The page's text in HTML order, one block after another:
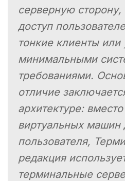
серверную сторону,
доступ
тонкие клиенты или
минимальными
требованиями.
отличие
архитектуре:
виртуальных машин
пользователя,
редакция
терминальные